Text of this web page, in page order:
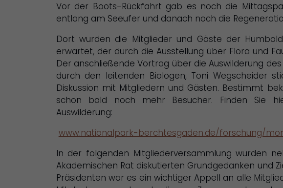
Vor der Boots-Rückfahrt gab es noch die
entlang am Seeufer und danach noch die
Dort wurden die Mitglieder und Gäste der
erwartet, der durch die Ausstellung über Flora und
Der anschließende Vortrag über die Auswilderung
durch den leitenden Biologen, Toni Wegscheider
Diskussion mit Mitgliedern und Gästen. Bestimmt
schon bald noch mehr Besucher. Finden Sie
Auswilderung:
www.nationalpark-berchtesgaden.de/forschung/
In der folgenden Mitgliederversammlung wurden
Akademischen Rat diskutierten Grundgedanken und
Präsidenten war es ein wichtiger Appell an alle